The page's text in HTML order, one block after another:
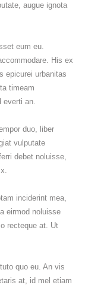
augue ignota
eum eu.
His ex
epicurei urbanitas
timeam
everti an.
duo, liber
vulputate
debet noluisse,
inciderint mea,
eirmod noluisse
recteque at. Ut
quo eu. An vis
at, id mel etiam